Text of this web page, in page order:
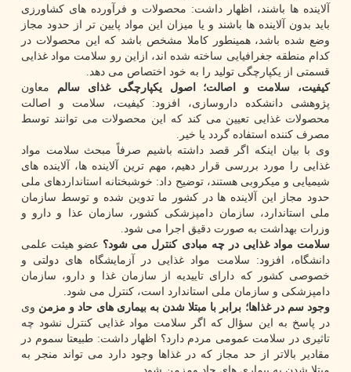
آلاینده ها باشند، اظهار داشت: محصولات و فرآورده های کشاورزی
باید بدون آلاینده ها باشند و یا میزان این مواد پایین تر از حدود مجاز
وضع شده باشد، همینطور کاملا مشخص باشد که این محصولات در
کدام منطقه جغرافیایی ساخته شده اند، ازاین رو سلامت مواد غذایی
قسمتی از یکپارچگی تولید را به خود اختصاص می دهد.
کیفیت، سلامت و اصالت؛ اصول یکپارچگی غذای سالم معاون
پژوهشی دانشکده داروسازی، افزود: کیفیت، سلامت و اصالت
محصولات غذایی تعیین می کند که این محصولات می توانند توسط
مصرف کننده استفاده گردد یا خیر.
وی با بیان اینکه اگر قصد داشته باشیم صرفاً مبحث سلامت مواد
غذایی را مورد بررسی قرار دهیم، مهم ترین آلاینده ها، آلاینده های
شیمیایی و میکروبی هستند، توضیح داد: خوشبختانه استانداردهای ملی
حدود مجاز این آلاینده ها در کشور ما تدوین شده و توسط سازمان
ملی استاندارد، سازمان دامپزشکی کشور، سازمان عذا و دارو و
وزرات بهداشت به صورت دقیق اجرا می شود.
سلامت مواد غذایی در چه مبادی کنترل می شود؟ عضو هیئت علمی
دانشگاه، افزود: سلامت مواد غذایی در آزمایشگاه های دولتی و
خصوصی کشور که دارای تاییدیه از سازمان غذا و دارو، سازمان
دامپزشکی و سازمان ملی استاندارد است، کنترل می شود.
وجود سم در غذاها؛ برابر با مبتلا شدن به بیماری های حاد و مزمن وی
در پاسخ به این سؤال که اگر سلامت مواد غذایی کنترل نشود چه
تاثیری در سلامت عمومی مردم دارد؟ اظهار داشت: طبیعتا سموم در
مقادیر بالاتر از حد مجاز که در غذاها وجود دارد می تواند منجر به
مبتلا شدن به بیماری های حاد ومزمن شود.